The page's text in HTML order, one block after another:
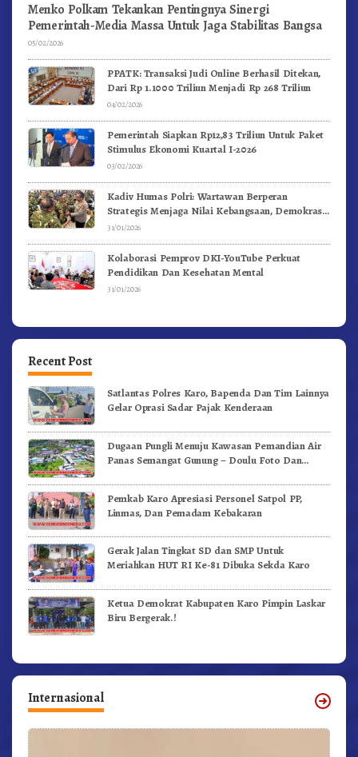
Menko Polkam Tekankan Pentingnya Sinergi
Pemerintah-Media Massa Untuk Jaga Stabilitas Bangsa
05/02/2026
PPATK: Transaksi Judi Online Berhasil Ditekan,
Dari Rp 1.1000 Triliun Menjadi Rp 268 Triliun
04/02/2026
Pemerintah Siapkan Rp12,83 Triliun Untuk Paket
Stimulus Ekonomi Kuartal I-2026
03/02/2026
Kadiv Humas Polri: Wartawan Berperan
Strategis Menjaga Nilai Kebangsaan, Demokrasi,
dan NKRI
31/01/2026
Kolaborasi Pemprov DKI-YouTube Perkuat
Pendidikan Dan Kesehatan Mental
31/01/2026
Recent Post
Satlantas Polres Karo, Bapenda Dan Tim Lainnya
Gelar Oprasi Sadar Pajak Kenderaan
Dugaan Pungli Menuju Kawasan Pemandian Air
Panas Semangat Gunung – Doulu Foto Dan
Pemkab Karo Apresiasi Personel Satpol PP,
Linmas, Dan Pemadam Kebakaran
Gerak Jalan Tingkat SD dan SMP Untuk
Meriahkan HUT RI Ke-81 Dibuka Sekda Karo
Ketua Demokrat Kabupaten Karo Pimpin Laskar
Biru Bergerak.!
Internasional